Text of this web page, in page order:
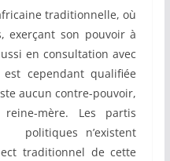
traditionnelle, où
exerçant son pouvoir à
en consultation avec
cependant qualifiée
aucun contre-pouvoir,
mère. Les partis
politiques n’existent
traditionnel de cette